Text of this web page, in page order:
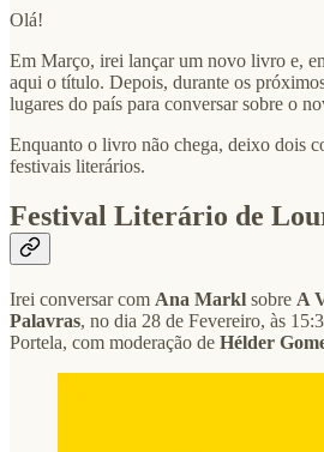
Olá!
Em Março, irei lançar um novo livro e,
aqui o título. Depois, durante os
lugares do país para conversar sobre o
Enquanto o livro não chega, deixo dois
festivais literários.
Festival Literário de
Irei conversar com Ana Markl sobre A
Palavras, no dia 28 de Fevereiro, às
Portela, com moderação de Hélder